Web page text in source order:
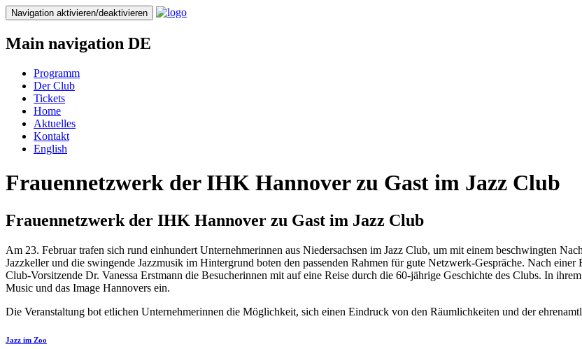
Direkt
zum
Inhalt
Navigation aktivieren/deaktivieren
Main navigation DE
Programm
Der Club
Tickets
Home
Aktuelles
Kontakt
English
Frauennetzwerk der IHK Hannover zu Gast im Jazz Club
Frauennetzwerk der IHK Hannover zu Gast im Jazz Club
Am 23. Februar trafen sich rund einhundert Unternehmerinnen aus Niedersachsen im Jazz Club, um mit einem beschwingten
Jazzkeller und die swingende Jazzmusik im Hintergrund boten den passenden Rahmen für gute Netzwerk-Gespräche. Nach
Club-Vorsitzende Dr. Vanessa Erstmann die Besucherinnen mit auf eine Reise durch die 60-jährige Geschichte des Clubs. In
Music und das Image Hannovers ein.
Die Veranstaltung bot etlichen Unternehmerinnen die Möglichkeit, sich einen Eindruck von den Räumlichkeiten und der
Jazz im Zoo